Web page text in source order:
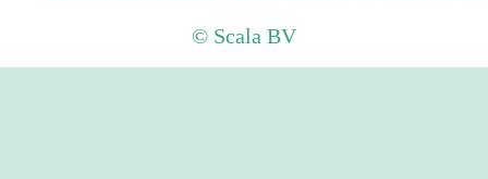
© Scala BV